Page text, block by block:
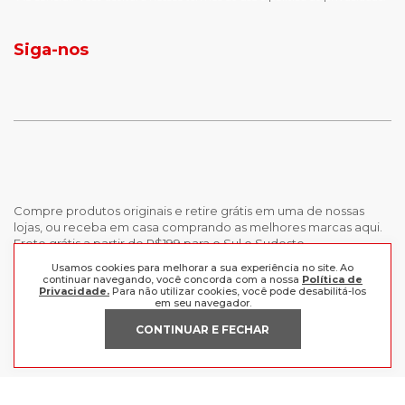
Usamos cookies para melhorar a sua experiência no site. Ao
continuar navegando, você concorda com a nossa Política de
Privacidade. Para não utilizar cookies, você pode desabilitá-los
em seu navegador.
CONTINUAR E FECHAR
calças femininas
Siga-nos
Compre produtos originais e retire grátis em uma de nossas
lojas, ou receba em casa comprando as melhores marcas aqui.
Frete grátis a partir de R$199 para o Sul e Sudeste.
INSTITUCIONAL
Trabalhe Conosco
Política de Privacidade